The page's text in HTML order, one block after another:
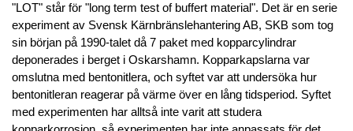
"LOT" står för "long term test of buffert material". Det är en serie
experiment av Svensk Kärnbränslehantering AB, SKB som tog
sin början på 1990-talet då 7 paket med kopparcylindrar
deponerades i berget i Oskarshamn. Kopparkapslarna var
omslutna med bentonitlera, och syftet var att undersöka hur
bentonitleran reagerar på värme över en lång tidsperiod. Syftet
med experimenten har alltså inte varit att studera